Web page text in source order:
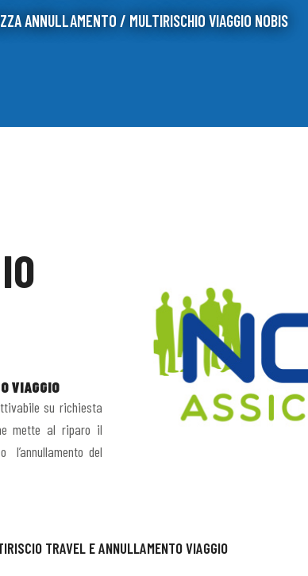
ANNULLAMENTO / MULTIRISCHIO VIAGGIO NOBIS
VIAGGIO
su richiesta
mette al riparo il
l’annullamento del
TRAVEL E ANNULLAMENTO VIAGGIO